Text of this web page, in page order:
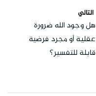
التالي
هل وجود الله ضرورة
عقلية أو مجرد فرضية
قابلة للتفسير؟